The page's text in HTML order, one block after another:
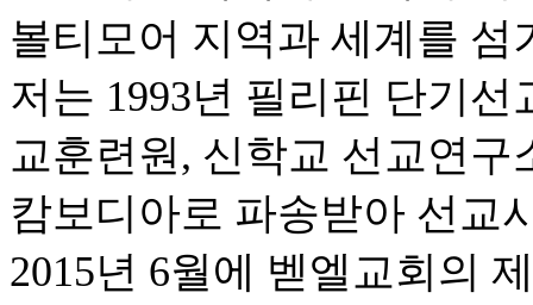
볼티모어 지역과 세계를
저는 1993년 필리핀 단기
교훈련원, 신학교 선교연구
캄보디아로 파송받아 선교
2015년 6월에 벧엘교회의